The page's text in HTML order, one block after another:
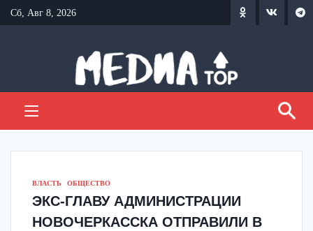
Перейти
к
Сб, Авг 8, 2026
ВЛАСТЬ ОБЩЕСТВО
ЭКС-ГЛАВУ АДМИНИСТРАЦИИ
НОВОЧЕРКАССКА ОТПРАВИЛИ В